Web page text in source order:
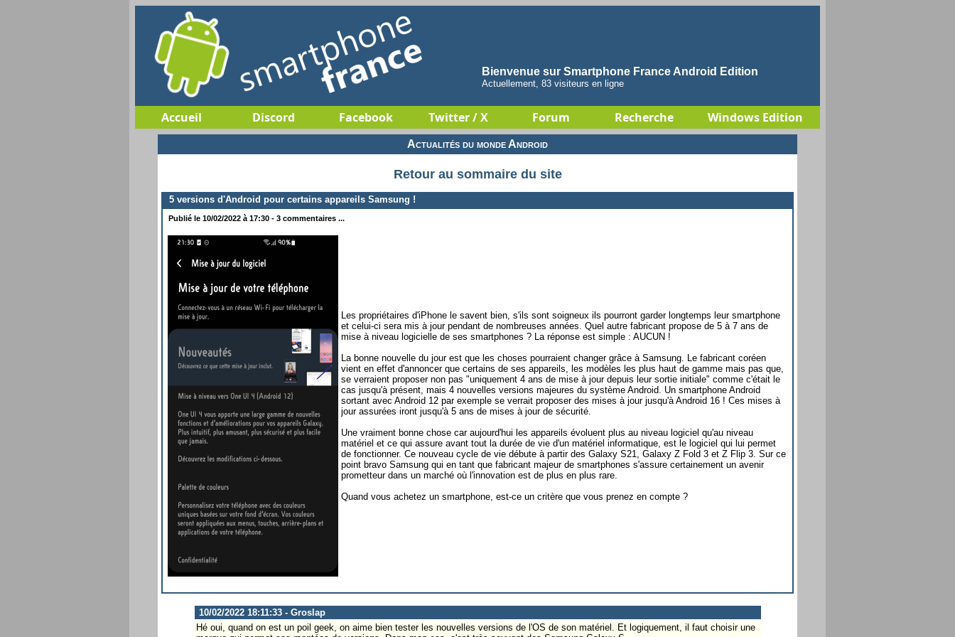
Bienvenue sur Smartphone France Android Edition
Actuellement, 83 visiteurs en ligne
Accueil Discord Facebook Twitter / X Forum Recherche Windows Edition
Actualités du monde Android
Retour au sommaire du site
5 versions d'Android pour certains appareils Samsung !
Publié le 10/02/2022 à 17:30 - 3 commentaires ...
Les propriétaires d'iPhone le savent bien, s'ils sont soigneux ils pourront garder longtemps leur smartphone
et celui-ci sera mis à jour pendant de nombreuses années. Quel autre fabricant propose de 5 à 7 ans de
mise à niveau logicielle de ses smartphones ? La réponse est simple : AUCUN !
La bonne nouvelle du jour est que les choses pourraient changer grâce à Samsung. Le fabricant coréen
vient en effet d'annoncer que certains de ses appareils, les modèles les plus haut de gamme mais pas que,
se verraient proposer non pas "uniquement 4 ans de mise à jour depuis leur sortie initiale" comme c'était le
cas jusqu'à présent, mais 4 nouvelles versions majeures du système Android. Un smartphone Android
sortant avec Android 12 par exemple se verrait proposer des mises à jour jusqu'à Android 16 ! Ces mises à
jour assurées iront jusqu'à 5 ans de mises à jour de sécurité.
Une vraiment bonne chose car aujourd'hui les appareils évoluent plus au niveau logiciel qu'au niveau
matériel et ce qui assure avant tout la durée de vie d'un matériel informatique, est le logiciel qui lui permet
de fonctionner. Ce nouveau cycle de vie débute à partir des Galaxy S21, Galaxy Z Fold 3 et Z Flip 3. Sur ce
point bravo Samsung qui en tant que fabricant majeur de smartphones s'assure certainement un avenir
prometteur dans un marché où l'innovation est de plus en plus rare.
Quand vous achetez un smartphone, est-ce un critère que vous prenez en compte ?
10/02/2022 18:11:33 - Groslap
Hé oui, quand on est un poil geek, on aime bien tester les nouvelles versions de l'OS de son matériel. Et logiquement, il faut choisir une